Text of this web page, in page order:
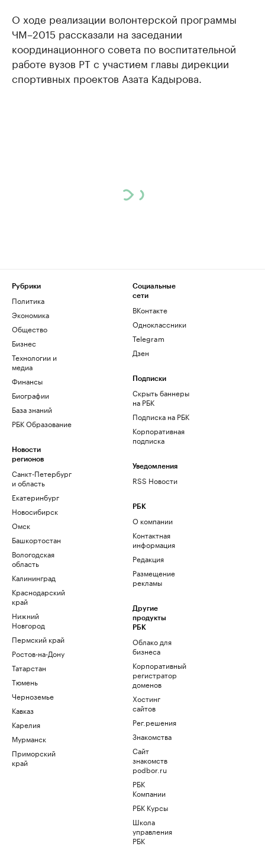
О ходе реализации волонтерской программы
ЧМ–2015 рассказали на заседании
координационного совета по воспитательной
работе вузов РТ с участием главы дирекции
спортивных проектов Азата Кадырова.
Рубрики
Политика
Экономика
Общество
Бизнес
Технологии и
медиа
Финансы
Биографии
База знаний
РБК Образование
Новости
регионов
Санкт-Петербург
и область
Екатеринбург
Новосибирск
Омск
Башкортостан
Вологодская
область
Калининград
Краснодарский
край
Нижний
Новгород
Пермский край
Ростов-на-Дону
Татарстан
Тюмень
Черноземье
Кавказ
Карелия
Мурманск
Приморский
край
Социальные
сети
ВКонтакте
Одноклассники
Telegram
Дзен
Подписки
Скрыть баннеры
на РБК
Подписка на РБК
Корпоративная
подписка
Уведомления
RSS Новости
РБК
О компании
Контактная
информация
Редакция
Размещение
рекламы
Другие
продукты
РБК
Облако для
бизнеса
Корпоративный
регистратор
доменов
Хостинг
сайтов
Рег.решения
Знакомства
Сайт
знакомств
podbor.ru
РБК
Компании
РБК Курсы
Школа
управления
РБК